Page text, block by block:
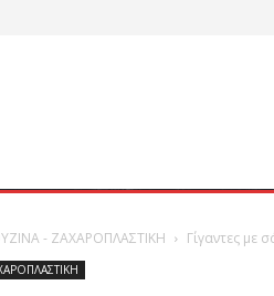
- ΖΑΧΑΡΟΠΛΑΣΤΙΚΗ Γίγαντες με